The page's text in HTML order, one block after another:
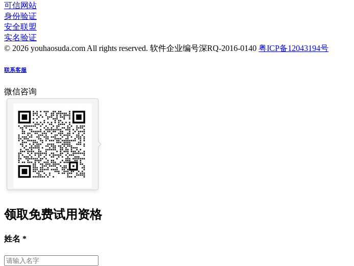
可信网站
身份验证
安全联盟
实名验证
© 2026 youhaosuda.com All rights reserved. 软件企业编号深RQ-2016-0140 粤ICP备12043194号
联系客服
微信咨询
领取免费试用资格
姓名 *